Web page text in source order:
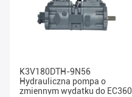
K3V180DTH-9N56
Hydrauliczna pompa o
zmiennym wydatku do EC360